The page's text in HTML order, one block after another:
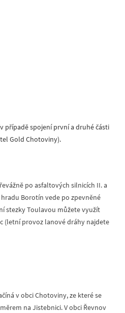
případě spojení první a druhé části
Gold Chotoviny).
po asfaltových silnicích II. a
Borotín vede po zpevněné
stezky Toulavou můžete využít
(letní provoz lanové dráhy najdete
v obci Chotoviny, ze které se
na Jistebnici. V obci Řevnov